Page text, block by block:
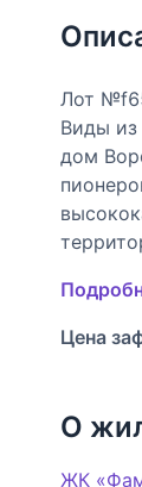
Лот
Виды
дом
Цена
О
ЖК